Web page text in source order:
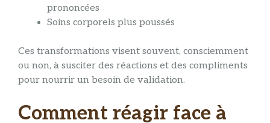
prononcées
Soins corporels plus poussés
Ces transformations visent souvent, consciemment
ou non, à susciter des réactions et des compliments
pour nourrir un besoin de validation.
Comment réagir face à